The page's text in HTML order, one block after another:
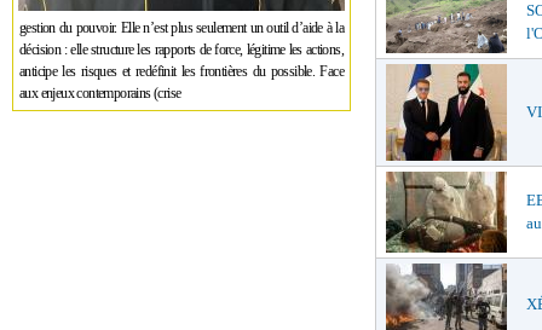
gestion du pouvoir. Elle n’est plus seulement un outil d’aide à la
décision : elle structure les rapports de force, légitime les actions,
anticipe les risques et redéfinit les frontières du possible. Face
aux enjeux contemporains (crise